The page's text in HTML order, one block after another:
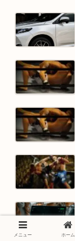
メニュー ホーム